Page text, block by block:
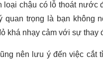
loại chậu có lỗ thoát
quan trọng là bạn không
khá nhạy cảm với sự thay
nên lưu ý đến việc